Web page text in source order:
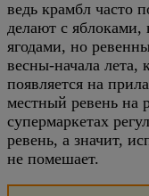
ведь крамбл часто
делают с
ягодами, но
весны-начала лета,
появляется на
местный ревень на
супермаркетах
ревень, а значит,
не помешает.